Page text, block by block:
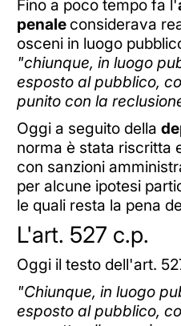
Fino a poco tempo fa l'
penale considerava
osceni in luogo
"chiunque, in luogo
esposto al pubblico,
punito con la
Oggi a seguito della
norma è stata riscritta
con sanzioni
per alcune ipotesi
le quali resta la pena
L'art. 527 c.p.
Oggi il testo dell'art.
"Chiunque, in luogo
esposto al pubblico,